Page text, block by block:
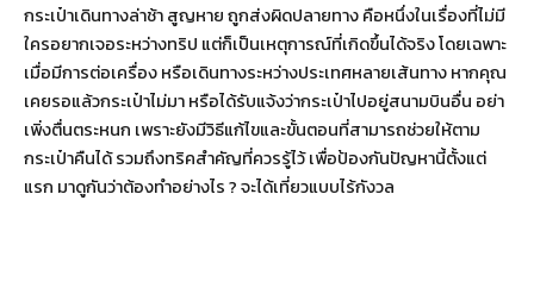
กระเป๋าเดินทางล่าช้า สูญหาย ถูกส่งผิดปลายทาง คือหนึ่งในเรื่องที่ไม่มี
ใครอยากเจอระหว่างทริป แต่ก็เป็นเหตุการณ์ที่เกิดขึ้นได้จริง โดยเฉพาะ
เมื่อมีการต่อเครื่อง หรือเดินทางระหว่างประเทศหลายเส้นทาง หากคุณ
เคยรอแล้วกระเป๋าไม่มา หรือได้รับแจ้งว่ากระเป๋าไปอยู่สนามบินอื่น อย่า
เพิ่งตื่นตระหนก เพราะยังมีวิธีแก้ไขและขั้นตอนที่สามารถช่วยให้ตาม
กระเป๋าคืนได้ รวมถึงทริคสำคัญที่ควรรู้ไว้ เพื่อป้องกันปัญหานี้ตั้งแต่
แรก มาดูกันว่าต้องทำอย่างไร ? จะได้เที่ยวแบบไร้กังวล